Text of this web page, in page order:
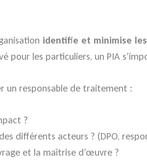
identifie et minimise
pour les particuliers, un PIA
un responsable de traitement :
?
différents acteurs ? (DPO,
et la maîtrise d’œuvre ?